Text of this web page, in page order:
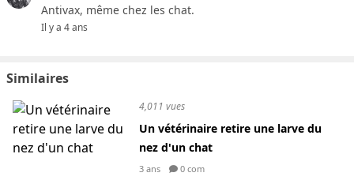
Antivax, même chez les chat.
Il y a 4 ans
Similaires
4,011 vues
Un vétérinaire retire une larve du
nez d'un chat
3 ans 0 com